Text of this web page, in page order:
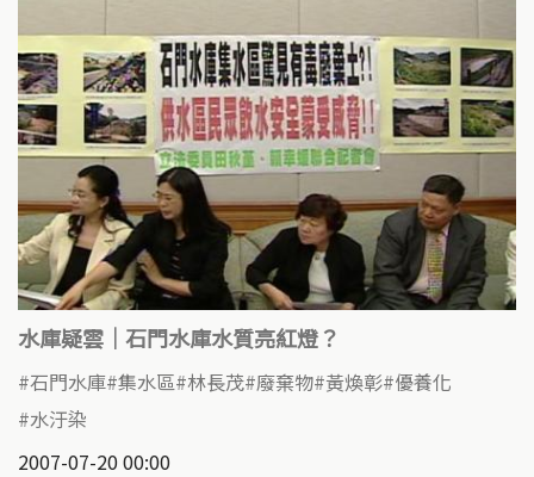
水庫疑雲｜石門水庫水質亮紅燈？
石門水庫 集水區 林長茂 廢棄物 黃煥彰 優養化
水汙染
2007-07-20 00:00